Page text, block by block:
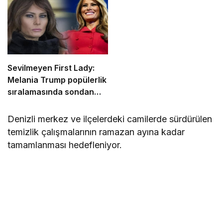
Sevilmeyen First Lady:
Melania Trump popülerlik
sıralamasında sondan
Denizli merkez ve ilçelerdeki camilerde sürdürülen
temizlik çalışmalarının ramazan ayına kadar
tamamlanması hedefleniyor.